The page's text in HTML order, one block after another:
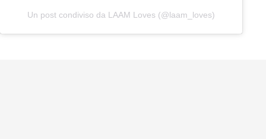
Un post condiviso da LAAM Loves (@laam_loves)